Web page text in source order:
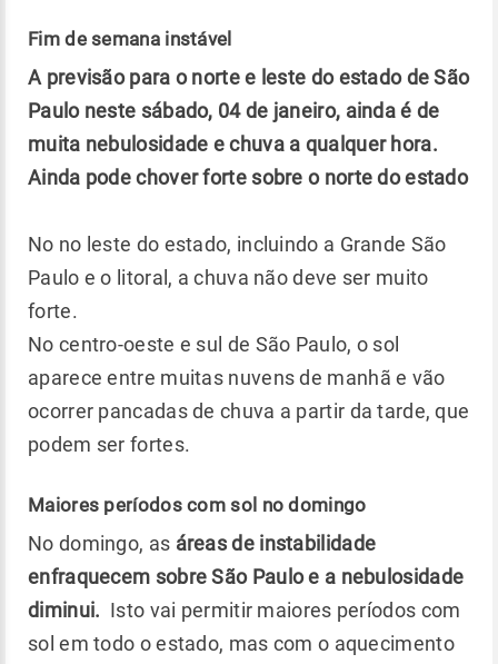
Fim de semana instável
A previsão para o norte e leste do estado de São
Paulo neste sábado, 04 de janeiro, ainda é de
muita nebulosidade e chuva a qualquer hora.
Ainda pode chover forte sobre o norte do estado
No no leste do estado, incluindo a Grande São
Paulo e o litoral, a chuva não deve ser muito
forte.
No centro-oeste e sul de São Paulo, o sol
aparece entre muitas nuvens de manhã e vão
ocorrer pancadas de chuva a partir da tarde, que
podem ser fortes.
Maiores períodos com sol no domingo
No domingo, as áreas de instabilidade
enfraquecem sobre São Paulo e a nebulosidade
diminui. Isto vai permitir maiores períodos com
sol em todo o estado, mas com o aquecimento